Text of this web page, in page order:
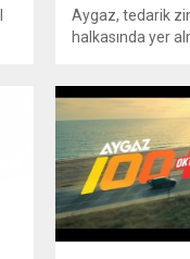
Aygaz, tedarik
halkasında yer
verdi.